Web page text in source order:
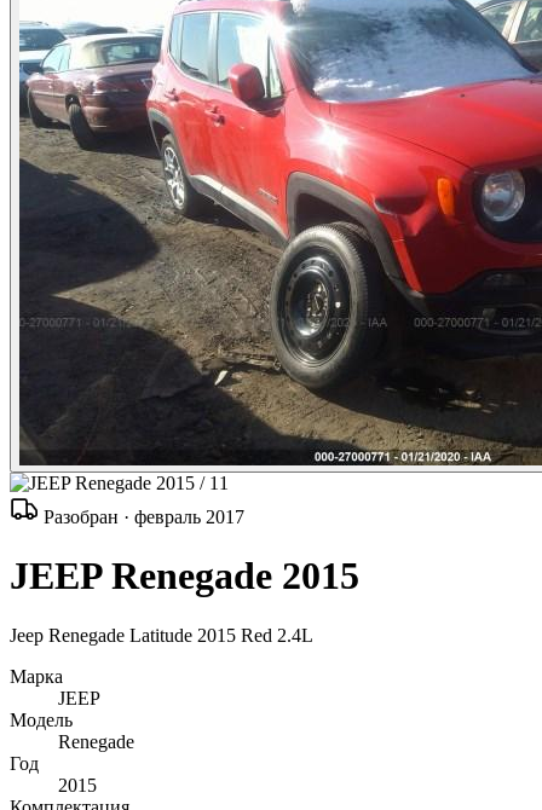
/ 11
Разобран · февраль 2017
JEEP Renegade 2015
Jeep Renegade Latitude 2015 Red 2.4L
Марка
JEEP
Модель
Renegade
Год
2015